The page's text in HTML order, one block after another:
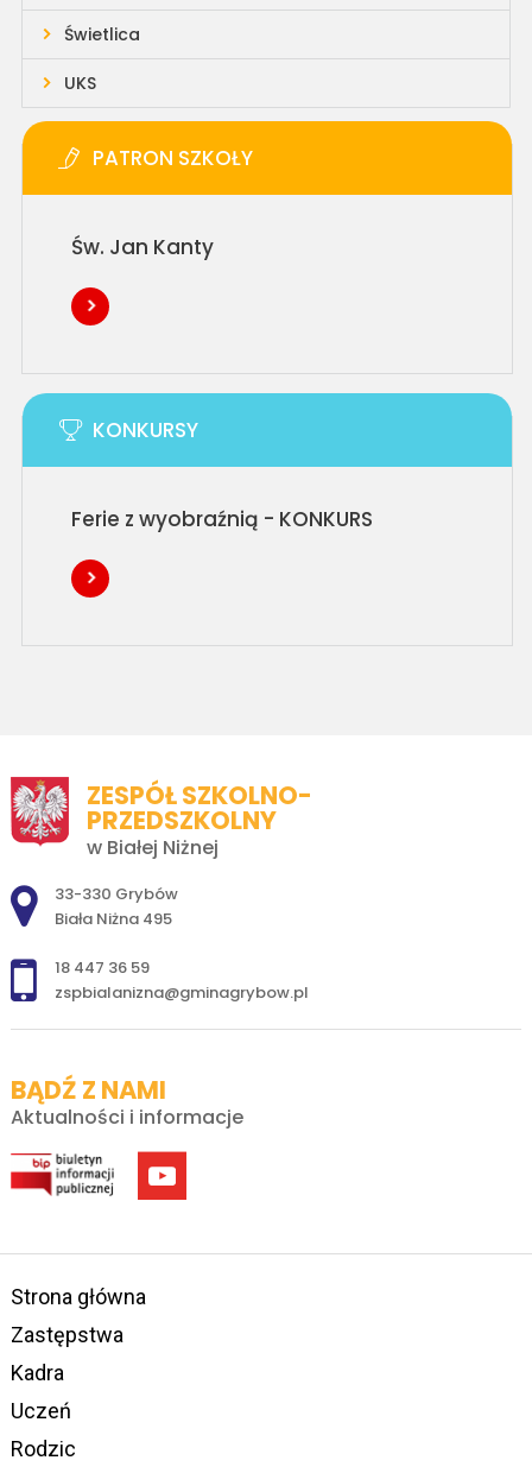
Świetlica
UKS
PATRON SZKOŁY
Św. Jan Kanty
KONKURSY
Ferie z wyobraźnią - KONKURS
ZESPÓŁ SZKOLNO-
PRZEDSZKOLNY
w Białej Niżnej
Adres pocztowy:
33-330 Grybów
Biała Niżna 495
18 447 36 59
zspbialanizna@gminagrybow.pl
BĄDŹ Z NAMI
Aktualności i informacje
Strona główna
Zastępstwa
Kadra
Uczeń
Rodzic